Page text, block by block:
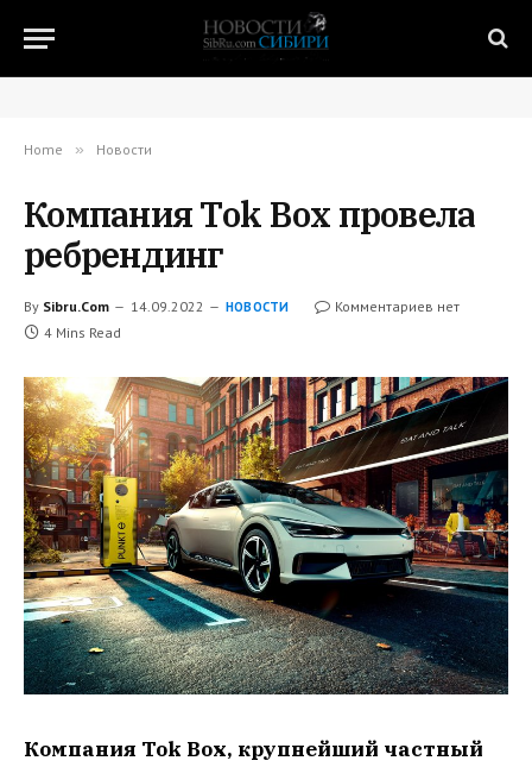
Home » Новости
Компания Tok Box провела
ребрендинг
By Sibru.Com 14.09.2022 НОВОСТИ
Комментариев нет
4 Mins Read
Компания Tok Box, крупнейший частный